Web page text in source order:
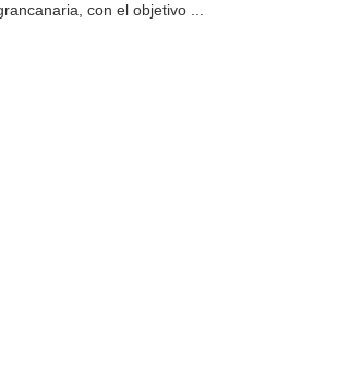
con el objetivo ...